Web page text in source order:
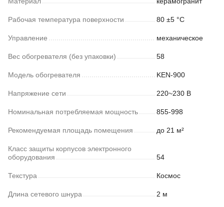
Рабочая температура поверхности 80 ±5 °С
Управление механическое
Вес обогревателя (без упаковки) 58
Модель обогревателя KEN-900
Напряжение сети 220~230 В
Номинальная потребляемая мощность 855-998
Рекомендуемая площадь помещения до 21 м²
Класс защиты корпусов электронного
оборудования
54
Текстура Космос
Длина сетевого шнура 2 м